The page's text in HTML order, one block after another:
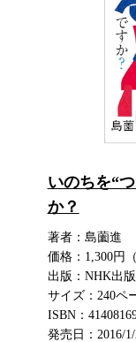
いのちを“
か？
著者：島薗進
価格：1,300円
出版：NHK出版
サイズ：240ペ
ISBN：
発売日：2016/